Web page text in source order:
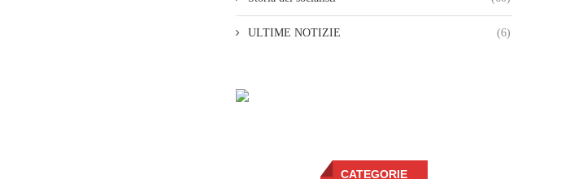
ULTIME NOTIZIE (6)
CATEGORIE